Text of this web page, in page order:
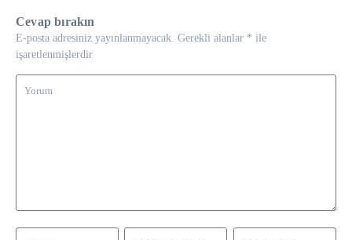
Cevap bırakın
E-posta adresiniz yayınlanmayacak. Gerekli alanlar * ile
işaretlenmişlerdir